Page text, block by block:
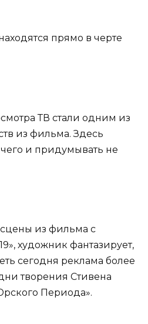
прямо в черте
ТВ стали одним из
из фильма. Здесь
и придумывать не
из фильма с
художник фантазирует,
сегодня реклама более
творения Стивена
Периода».